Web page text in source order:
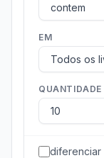
EM
QUANTIDADE
diferenciar